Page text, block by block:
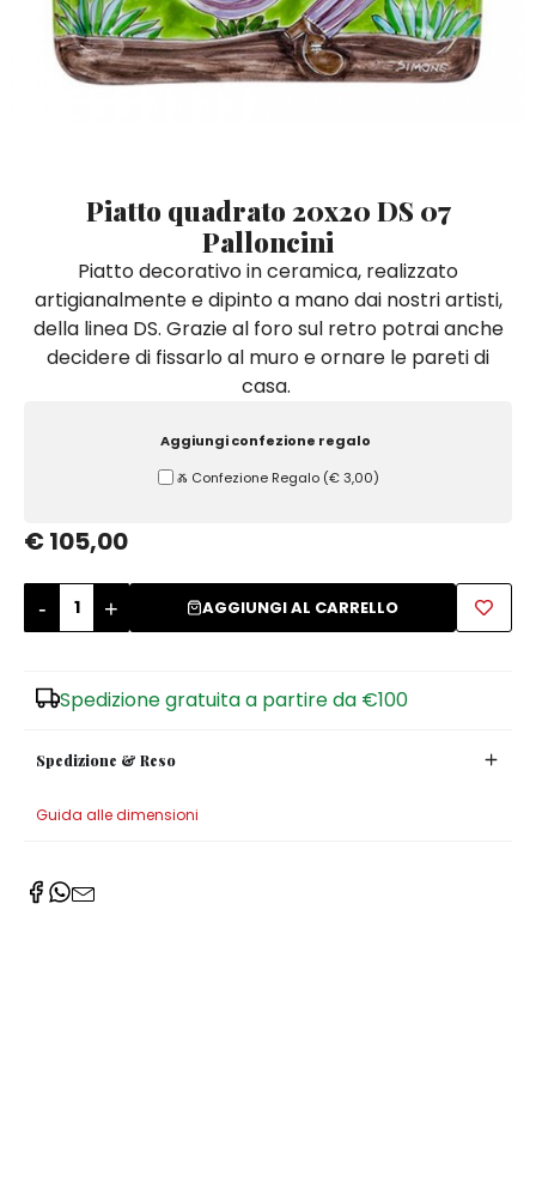
Piatto quadrato 20x20 DS 07
Palloncini
Piatto decorativo in ceramica, realizzato
artigianalmente e dipinto a mano dai nostri artisti,
della linea DS. Grazie al foro sul retro potrai anche
decidere di fissarlo al muro e ornare le pareti di
casa.
Aggiungi confezione regalo
Ⰶ Confezione Regalo (€ 3,00)
€ 105,00
- + AGGIUNGI AL CARRELLO
Spedizione gratuita a partire da €100
Spedizione & Reso
Guida alle dimensioni
Quadri e Pannelli per Pareti
Vasi
Scatole
Tegamini
Portatovaglioli
Sale e Pepe - Olio e Aceto
Set Sushi
Sottopentola & Sottobottiglia
Tazzine da Caffè con Piattino
Tegami e Zuppiere
Tovagliette Americane & Sottopiatti
Vassoi
Zuccheriere
De Simone per Giusina
Tozzetti
Vasi Mignon
Secchielli Portaghiaccio
Servizi di Piatti
Tazzine da Caffè con Piattino
Tovaglie
Tovagliette Americane & Sottopiatti
Secchielli Portaghiaccio
Servizi di Piatti
Tazzine da Caffè con Piattino
Tovaglie
Tovagliette Americane & Sottopiatti